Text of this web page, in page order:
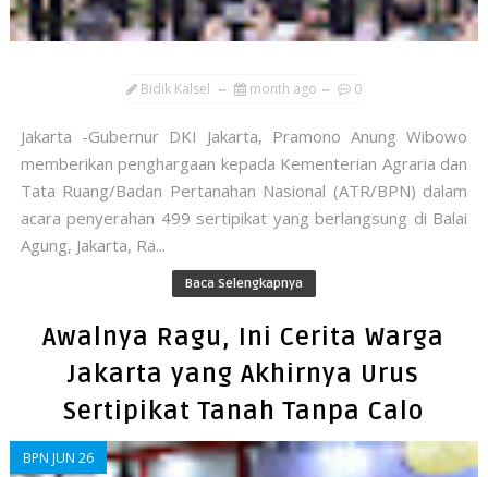
Bidik Kalsel month ago 0
​Jakarta -Gubernur DKI Jakarta, Pramono Anung Wibowo
memberikan penghargaan kepada Kementerian Agraria dan
Tata Ruang/Badan Pertanahan Nasional (ATR/BPN) dalam
acara penyerahan 499 sertipikat yang berlangsung di Balai
Agung, Jakarta, Ra...
Baca Selengkapnya
Awalnya Ragu, Ini Cerita Warga
Jakarta yang Akhirnya Urus
Sertipikat Tanah Tanpa Calo
BPN JUN 26